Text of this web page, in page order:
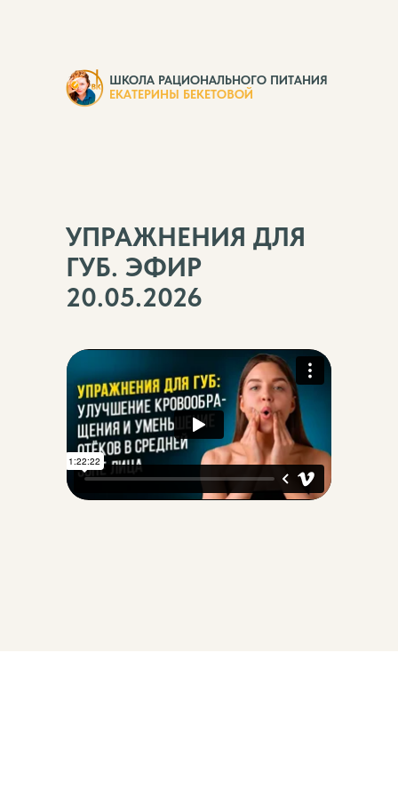
УПРАЖНЕНИЯ ДЛЯ
ГУБ. ЭФИР
20.05.2026
ШКОЛА РАЦИОНАЛЬНОГО ПИТАНИЯ
ЕКАТЕРИНЫ БЕКЕТОВОЙ